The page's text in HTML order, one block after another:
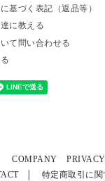
基づく表記（返品等）
に教える
て問い合わせる
COMPANY
特定商取引に